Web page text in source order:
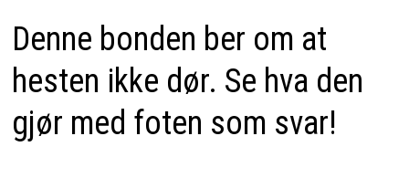
Denne bonden ber om at
hesten ikke dør. Se hva den
gjør med foten som svar!